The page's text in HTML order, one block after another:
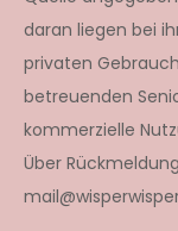
daran liegen bei
privaten
betreuenden
kommerzielle
Über